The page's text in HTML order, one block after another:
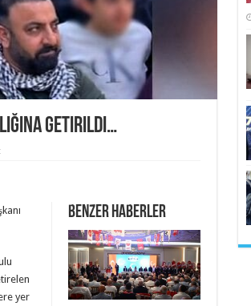
getirildi…
Benzer Haberler
yer